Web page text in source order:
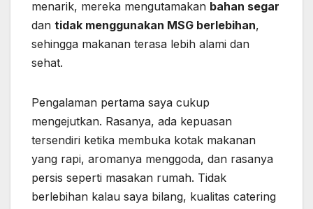
menarik, mereka mengutamakan bahan segar
dan tidak menggunakan MSG berlebihan,
sehingga makanan terasa lebih alami dan
sehat.
Pengalaman pertama saya cukup
mengejutkan. Rasanya, ada kepuasan
tersendiri ketika membuka kotak makanan
yang rapi, aromanya menggoda, dan rasanya
persis seperti masakan rumah. Tidak
berlebihan kalau saya bilang, kualitas catering